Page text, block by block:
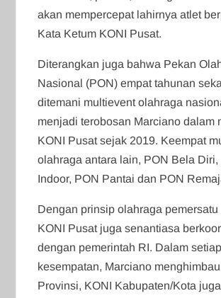
akan mempercepat lahirnya atlet
Kata Ketum KONI Pusat.
Diterangkan juga bahwa Pekan
Nasional (PON) empat tahunan
ditemani multievent olahraga
menjadi terobosan Marciano dalam
KONI Pusat sejak 2019. Keempat
olahraga antara lain, PON Bela Diri,
Indoor, PON Pantai dan PON
Dengan prinsip olahraga pemersatu
KONI Pusat juga senantiasa
dengan pemerintah RI. Dalam setiap
kesempatan, Marciano
Provinsi, KONI Kabupaten/Kota